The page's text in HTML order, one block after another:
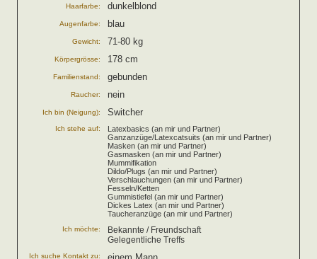
Haarfarbe: dunkelblond
Augenfarbe: blau
Gewicht: 71-80 kg
Körpergrösse: 178 cm
Familienstand: gebunden
Raucher: nein
Ich bin (Neigung): Switcher
Ich stehe auf:
Latexbasics (an mir und Partner)
Ganzanzüge/Latexcatsuits (an mir und Partner)
Masken (an mir und Partner)
Gasmasken (an mir und Partner)
Mummifikation
Dildo/Plugs (an mir und Partner)
Verschlauchungen (an mir und Partner)
Fesseln/Ketten
Gummistiefel (an mir und Partner)
Dickes Latex (an mir und Partner)
Taucheranzüge (an mir und Partner)
Ich möchte:
Bekannte / Freundschaft
Gelegentliche Treffs
Ich suche Kontakt zu: